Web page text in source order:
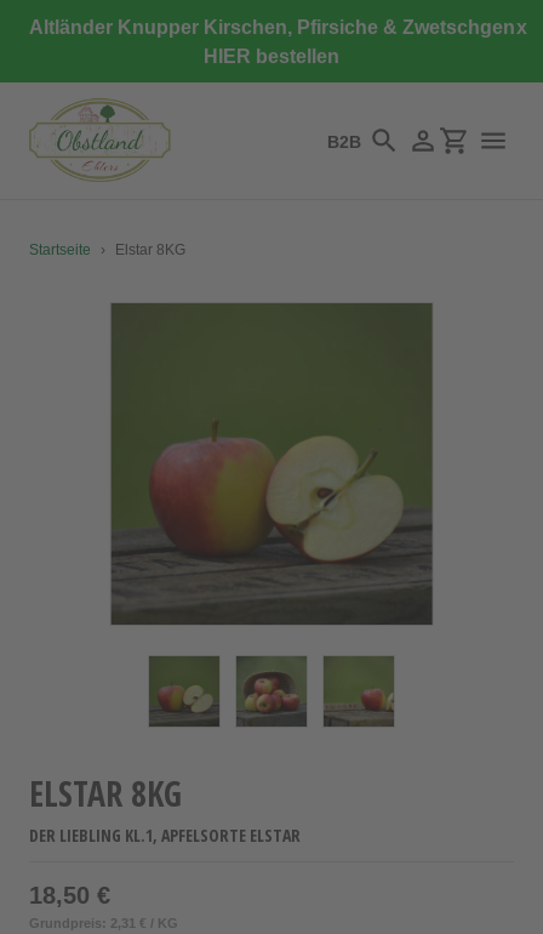
zumAltländer Knupper Kirschen, Pfirsiche & Zwetschgen
HIER bestellen
x
B2B SuchenEinloggen
Startseite › Elstar 8KG
ELSTAR 8KG
DER LIEBLING KL.1, APFELSORTE ELSTAR
18,50 €
Grundpreis: 2,31 € / KG